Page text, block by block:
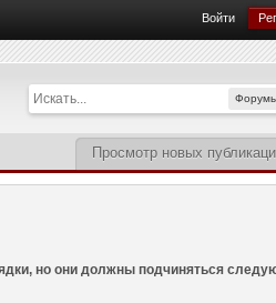
Войти
Просмотр новых
но они должны подчиняться